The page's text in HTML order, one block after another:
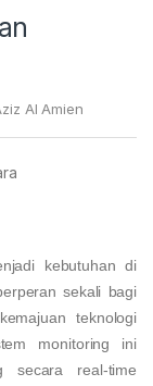
Al Amien
kebutuhan di
sekali bagi
teknologi
monitoring ini
secara real-time